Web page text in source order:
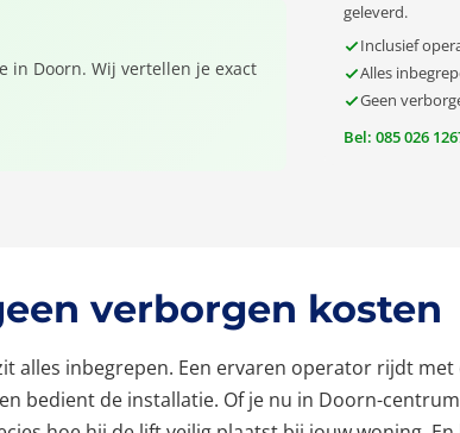
in Doorn. Wij vertellen je exact
geleverd.
Inclusief
Alles
Geen
Bel: 085 026
verborgen kosten
alles inbegrepen. Een ervaren operator rijdt
bedient de installatie. Of je nu in Doorn-